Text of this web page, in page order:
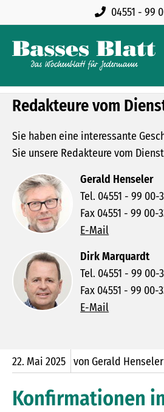
04551 - 99
Redakteure vom
Sie haben eine interessante
Sie unsere Redakteure vom
Gerald Henseler
Tel. 04551 - 99 00-
Fax 04551 - 99 00-
E-Mail
Dirk Marquardt
Tel. 04551 - 99 00-
Fax 04551 - 99 00-
E-Mail
22. Mai 2025 von Gerald Henseler
Konfirmationen